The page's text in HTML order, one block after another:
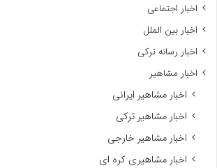
اخبار اجتماعی
اخبار بین الملل
اخبار رسانه ترکی
اخبار مشاهیر
اخبار مشاهیر ایرانی
اخبار مشاهیر ترکی
اخبار مشاهیر خارجی
اخبار مشاهیری کره ای